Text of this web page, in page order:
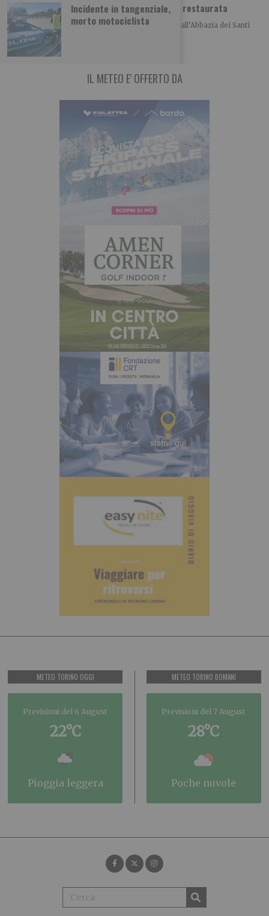
Incidente in tangenziale,
morto motociclista
Abbazia di Novalesa, nuova scala e facciata restaurata
Nell’anno del 1300° anniversario della fondazione, all’Abbazia dei Santi
Pietro e Andrea di Novalesa sono stati
IL METEO E' OFFERTO DA
METEO TORINO OGGI
Previsioni del 6 August
22°C
pioggia leggera
METEO TORINO DOMANI
Previsioni del 7 August
28°C
poche nuvole